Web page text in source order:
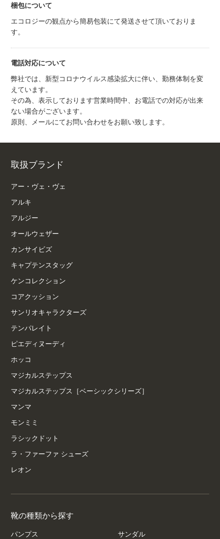
梱包について
エコロジーの観点から簡易包装にて発送させて頂いておりま
す。
電話対応について
弊社では、新型コロナウイルス感染拡大に伴い、勤務体制を変
えています。
その為、表示しております営業時間中、お電話での対応が出来
ない場合がございます。
原則、メールにてお問い合わせをお願い致します。
取扱ブランド
アー・ヴェ・ヴェ
アルキ
アルジー
オールウェザー
カンサイビズ
キャプテンスタッグ
ケンコレクション
コアクッション
サンリオキャラクターズ
テンパレイト
ピエディヌーディ
ホッコ
マジカルステップス
マジカルステップス［ベーシックシリーズ］
マンマ
モンミミ
ラシックドット
ラ・ファーファ シューズ
レオン
靴の種類から探す
パンプス サンダル